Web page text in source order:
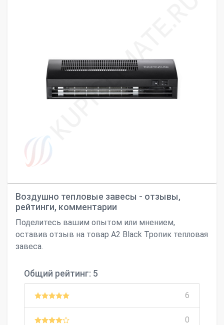
Воздушно тепловые завесы - отзывы,
рейтинги, комментарии
Поделитесь вашим опытом или мнением,
оставив отзыв на товар А2 Black Тропик тепловая
завеса.
Общий рейтинг: 5
6
0